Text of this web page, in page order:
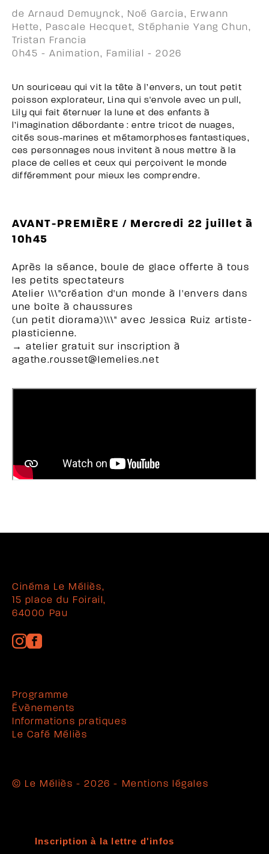
de Arnaud Demuynck, Noé Garcia, Erwann
Hette, Pascale Hecquet, Stéphanie Yang Chun,
Tristan Francia
0h45 - Animation, Familial - 2026
Un souriceau qui vit la tête à l’envers, un tout petit
poisson explorateur, Lina qui s'envole avec un pull,
Lily qui fait éternuer la lune et des enfants à
l’imagination débordante : entre tricot de nuages,
cités sous-marines et métamorphoses fantastiques,
ces personnages nous invitent à nous mettre à la
place de celles et ceux qui perçoivent le monde
différemment pour mieux les comprendre.
AVANT-PREMIÈRE / Mercredi 22 juillet à
10h45
Après la séance, boule de glace offerte à tous
les petits spectateurs
Atelier \\\"création d'un monde à l'envers dans
une boîte à chaussures
(un petit diorama)\\\" avec Jessica Ruiz artiste-
plasticienne.
→ atelier gratuit sur inscription à
agathe.rousset@lemelies.net
Cinéma Le Méliès,
15 place du Foirail,
64000 Pau
Programme
Évènements
Informations pratiques
Le Café Méliès
© Le Méliès - 2026 - Mentions légales
Inscription à la lettre d'infos